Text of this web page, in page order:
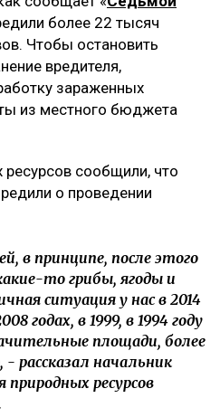
более 22 тысяч
Чтобы остановить
вредителя,
зараженных
из местного бюджета
ресурсов сообщили, что
о проведении
в принципе, после этого
то грибы, ягоды и
ситуация у нас в 2014
годах, в 1999, в 1994 году
площади, более
рассказал начальник
природных ресурсов